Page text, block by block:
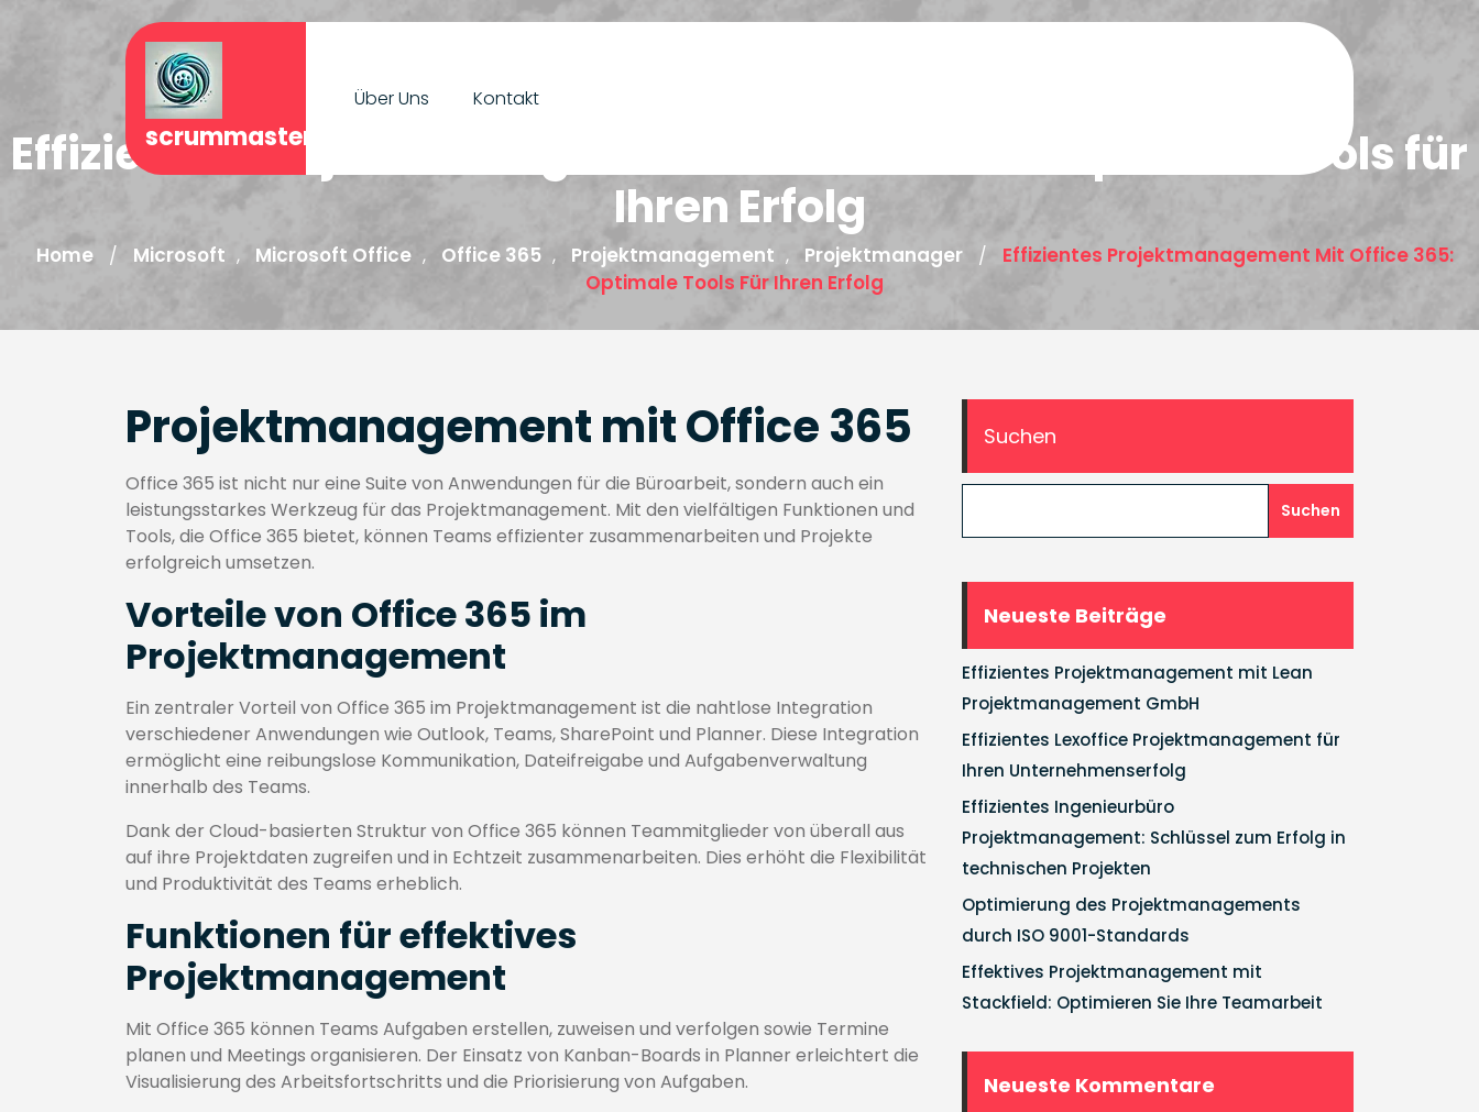
scrummasterjournal.de
Über Uns Kontakt
Effizientes Projektmanagement mit Office 365: Optimale Tools für
Ihren Erfolg
Home / Microsoft , Microsoft Office , Office 365 , Projektmanagement , Projektmanager /
Effizientes Projektmanagement Mit Office 365:
Optimale Tools Für Ihren Erfolg
Projektmanagement mit Office 365
Office 365 ist nicht nur eine Suite von Anwendungen für die Büroarbeit, sondern auch ein
leistungsstarkes Werkzeug für das Projektmanagement. Mit den vielfältigen Funktionen und
Tools, die Office 365 bietet, können Teams effizienter zusammenarbeiten und Projekte
erfolgreich umsetzen.
Vorteile von Office 365 im
Projektmanagement
Ein zentraler Vorteil von Office 365 im Projektmanagement ist die nahtlose Integration
verschiedener Anwendungen wie Outlook, Teams, SharePoint und Planner. Diese Integration
ermöglicht eine reibungslose Kommunikation, Dateifreigabe und Aufgabenverwaltung
innerhalb des Teams.
Dank der Cloud-basierten Struktur von Office 365 können Teammitglieder von überall aus
auf ihre Projektdaten zugreifen und in Echtzeit zusammenarbeiten. Dies erhöht die Flexibilität
und Produktivität des Teams erheblich.
Funktionen für effektives
Projektmanagement
Mit Office 365 können Teams Aufgaben erstellen, zuweisen und verfolgen sowie Termine
planen und Meetings organisieren. Der Einsatz von Kanban-Boards in Planner erleichtert die
Visualisierung des Arbeitsfortschritts und die Priorisierung von Aufgaben.
Suchen
Suchen
Neueste Beiträge
Effizientes Projektmanagement mit Lean
Projektmanagement GmbH
Effizientes Lexoffice Projektmanagement für
Ihren Unternehmenserfolg
Effizientes Ingenieurbüro
Projektmanagement: Schlüssel zum Erfolg in
technischen Projekten
Optimierung des Projektmanagements
durch ISO 9001-Standards
Effektives Projektmanagement mit
Stackfield: Optimieren Sie Ihre Teamarbeit
Neueste Kommentare